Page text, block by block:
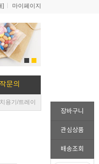
장바구니
관심상품
배송조회
] 마이페이지
문의
용기/트레이